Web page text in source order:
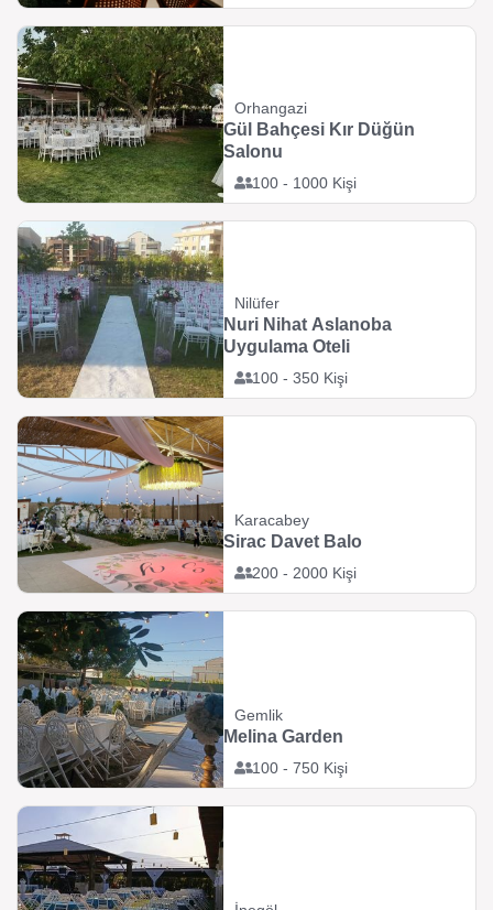
Orhangazi
100 - 1000 Kişi
Gül Bahçesi Kır Düğün
Salonu
Nilüfer
100 - 350 Kişi
Nuri Nihat Aslanoba
Uygulama Oteli
Karacabey
200 - 2000 Kişi
Sirac Davet Balo
Gemlik
100 - 750 Kişi
Melina Garden